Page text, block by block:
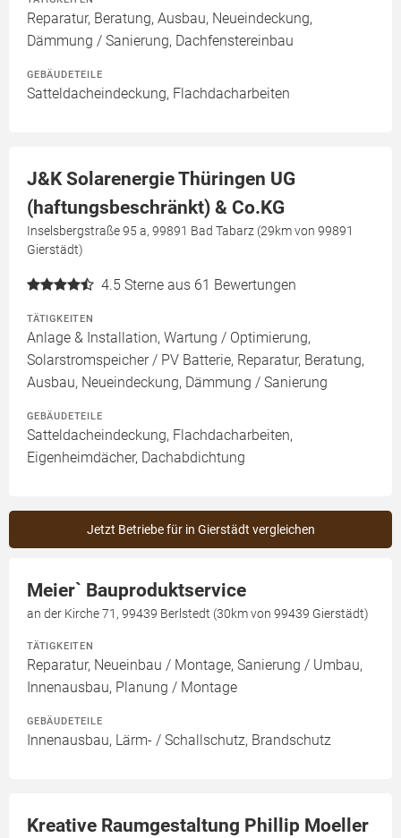
Reparatur, Beratung, Ausbau, Neueindeckung,
Dämmung / Sanierung, Dachfenstereinbau
GEBÄUDETEILE
Satteldacheindeckung, Flachdacharbeiten
J&K Solarenergie Thüringen UG
(haftungsbeschränkt) & Co.KG
Inselsbergstraße 95 a, 99891 Bad Tabarz (29km von 99891
Gierstädt)
4.5 Sterne aus 61 Bewertungen
TÄTIGKEITEN
Anlage & Installation, Wartung / Optimierung,
Solarstromspeicher / PV Batterie, Reparatur, Beratung,
Ausbau, Neueindeckung, Dämmung / Sanierung
GEBÄUDETEILE
Satteldacheindeckung, Flachdacharbeiten,
Eigenheimdächer, Dachabdichtung
Jetzt Betriebe für in Gierstädt vergleichen
Meier` Bauproduktservice
an der Kirche 71, 99439 Berlstedt (30km von 99439 Gierstädt)
TÄTIGKEITEN
Reparatur, Neueinbau / Montage, Sanierung / Umbau,
Innenausbau, Planung / Montage
GEBÄUDETEILE
Innenausbau, Lärm- / Schallschutz, Brandschutz
Kreative Raumgestaltung Phillip Moeller